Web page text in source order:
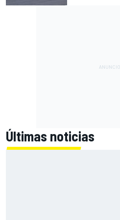
Últimas noticias